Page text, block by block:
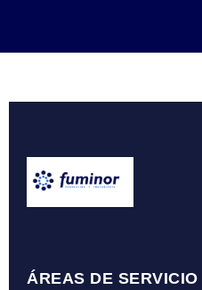
ÁREAS DE SERVICIO